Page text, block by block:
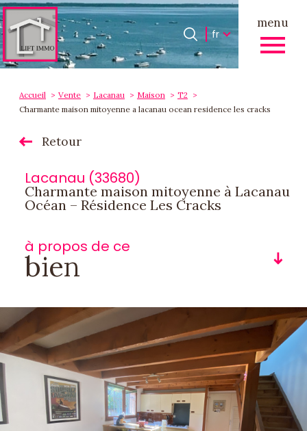
menu
fr
Accueil
Langue
fr
Accueil Vente Lacanau Maison
T2
Charmante maison mitoyenne a lacanau ocean residence les cracks
Retour
Lacanau (33680)
Charmante maison mitoyenne à Lacanau
Océan – Résidence Les Cracks
à propos de ce
bien
Plus d'informations
financières